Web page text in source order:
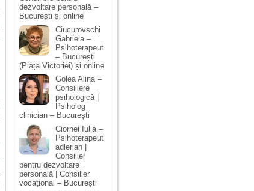
dezvoltare personală –
București și online
Ciucurovschi
Gabriela –
Psihoterapeut
– București
(Piața Victoriei) și online
Golea Alina –
Consiliere
psihologică |
Psiholog
clinician – București
Ciornei Iulia –
Psihoterapeut
adlerian |
Consilier
pentru dezvoltare
personală | Consilier
vocațional – București